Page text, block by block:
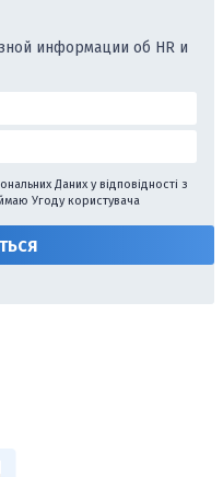
информации об HR и
Даних у відповідності з
Угоду користувача